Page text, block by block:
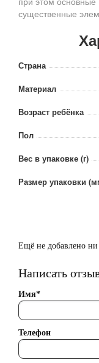
существенные
Страна
Материал
Возраст ребёнка
Пол
Вес в упаковке (г)
Размер упаковки
Ещё не добавлено
Написать
Имя*
Телефон